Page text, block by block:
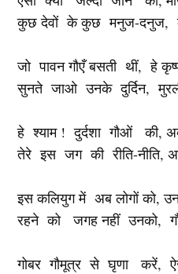
कुछ देवों के कुछ मनुज-दनुज,
जो पावन गौएँ बसती थीं, हे
सुनते जाओ उनके दुर्दिन,
हे श्याम ! दुर्दशा गौओं की,
तेरे इस जग की रीति-नीति,
इस कलियुग में अब लोगों को,
रहने को जगह नहीं उनको,
गोबर गौमूत्र से घृणा करें,